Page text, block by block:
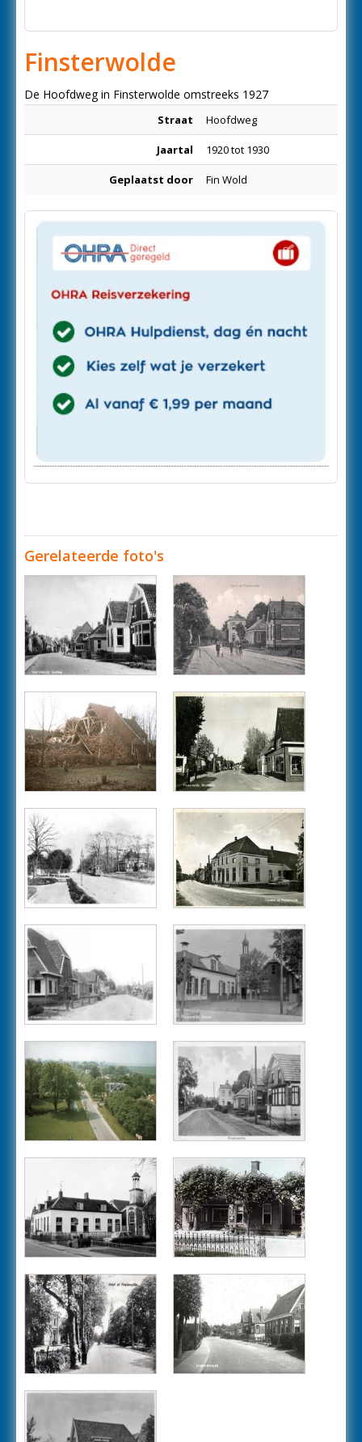
Finsterwolde
De Hoofdweg in Finsterwolde omstreeks 1927
Straat Hoofdweg
Jaartal 1920 tot 1930
Geplaatst door Fin Wold
Gerelateerde foto's